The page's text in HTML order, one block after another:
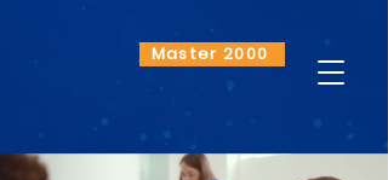
Master 2000